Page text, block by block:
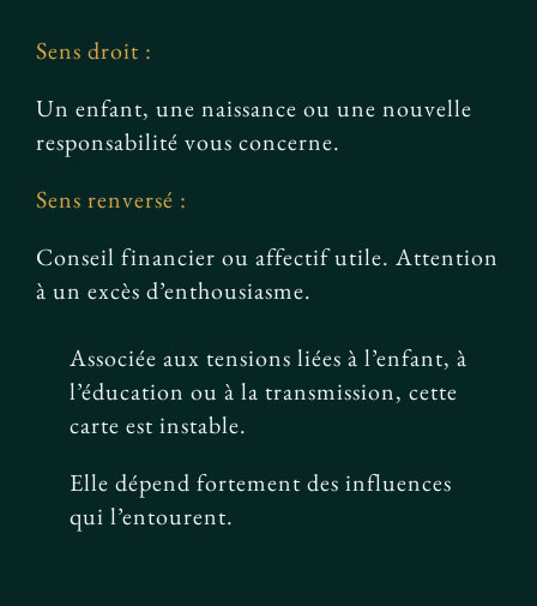
Sens droit :
Un enfant, une naissance ou une nouvelle
responsabilité vous concerne.
Sens renversé :
Conseil financier ou affectif utile. Attention
à un excès d’enthousiasme.
Associée aux tensions liées à l’enfant, à
l’éducation ou à la transmission, cette
carte est instable.
Elle dépend fortement des influences
qui l’entourent.